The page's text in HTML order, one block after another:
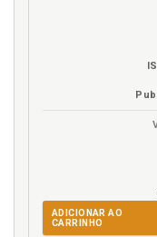
ADICIONAR AO
CARRINHO